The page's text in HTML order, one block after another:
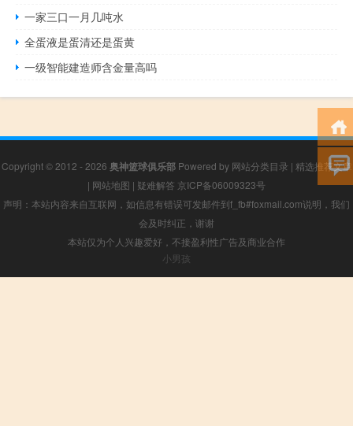
一家三口一月几吨水
全蛋液是蛋清还是蛋黄
一级智能建造师含金量高吗
Copyright © 2012 - 2026 奥神篮球俱乐部Powered by 网站分类目录 | 精选推荐文章
| 网站地图 | 疑难解答 京ICP备06009323号
声明：本站内容来自互联网，如信息有错误可发邮件到f_fb#foxmail.com说明，我们
会及时纠正，谢谢
本站仅为个人兴趣爱好，不接盈利性广告及商业合作
小男孩